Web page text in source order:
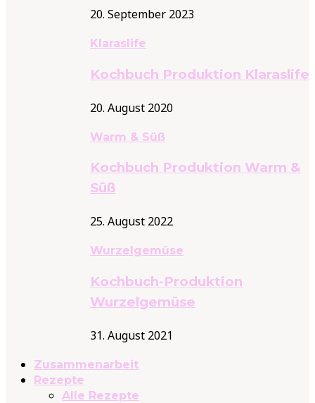
20. September 2023
Klaraslife
Kochbuch Produktion Klaraslife
20. August 2020
Warm & Süß
Kochbuch Produktion Warm &
Süß
25. August 2022
Wurzelgemüse
Kochbuch-Produktion
Wurzelgemüse
31. August 2021
Zusammenarbeit
Rezepte
Alle Rezepte